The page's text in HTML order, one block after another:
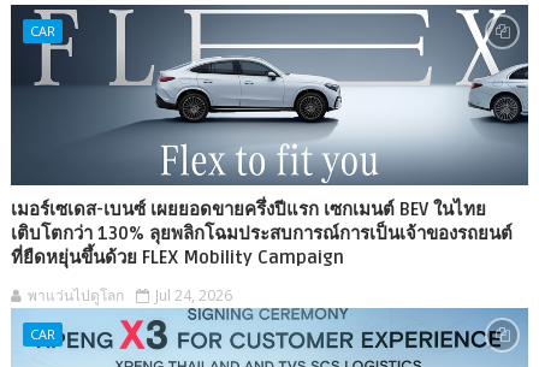
CAR
เมอร์เซเดส-เบนซ์ เผยยอดขายครึ่งปีแรก เซกเมนต์ BEV ในไทย
เติบโตกว่า 130% ลุยพลิกโฉมประสบการณ์การเป็นเจ้าของรถยนต์
ที่ยืดหยุ่นขึ้นด้วย FLEX Mobility Campaign
พาแว่นไปดูโลก Jul 24, 2026
CAR